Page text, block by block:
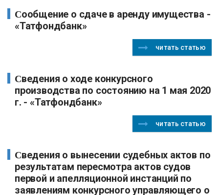
Сообщение о сдаче в аренду имущества -
«Татфондбанк»
читать статью
Сведения о ходе конкурсного
производства по состоянию на 1 мая 2020
г. - «Татфондбанк»
читать статью
Сведения о вынесении судебных актов по
результатам пересмотра актов судов
первой и апелляционной инстанций по
заявлениям конкурсного управляющего о